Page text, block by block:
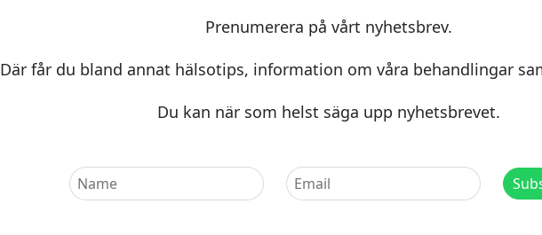
Prenumerera på vårt nyhetsbrev.
Där får du bland annat hälsotips, information om våra behandlingar
Du kan när som helst säga upp nyhetsbrevet.